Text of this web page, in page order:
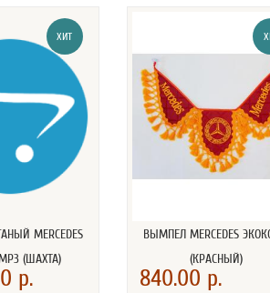
ХИТ
MERCEDES
(ШАХТА)
р.
ВЫМПЕЛ MERCEDES
(КРАСНЫЙ)
840.00 р.